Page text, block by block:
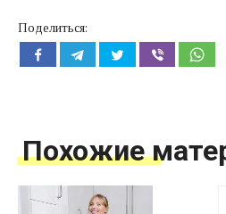
Поделиться:
Похожие